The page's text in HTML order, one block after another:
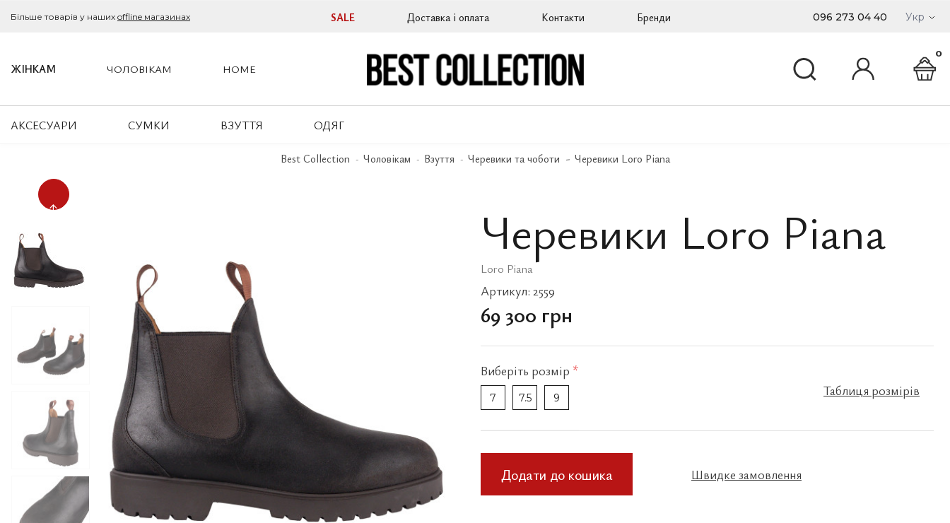
Більше товарів у наших offline магазинах SALE Доставка і оплата Контакти Бренди 096 273 04 40 Укр
ЖІНКАМ
АКСЕСУАРИ СУМКИ ВЗУТТЯ ОДЯГ
ЧОЛОВІКАМ HOME
0
Best Collection Чоловікам Взуття Черевики та чоботи Черевики Loro Piana
Черевики Loro Piana
Loro Piana
Артикул: 2559
69 300 грн
Виберіть розмір *
7 7.5 9 Таблиця розмірів
Додати до кошика Швидке замовлення